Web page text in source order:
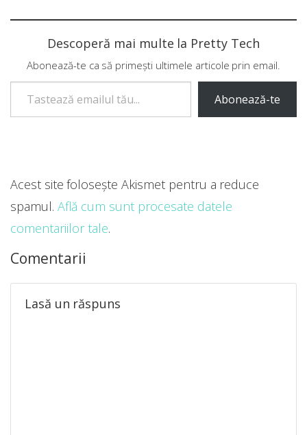
Descoperă mai multe la Pretty Tech
Abonează-te ca să primești ultimele articole prin email.
Tastează emailul tău...
Abonează-te
Comentarii
Lasă un răspuns
Acest site folosește Akismet pentru a reduce
spamul. Află cum sunt procesate datele
comentariilor tale.